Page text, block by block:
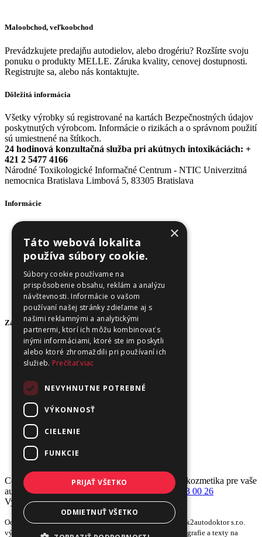
Maloobchod, veľkoobchod
Prevádzkujete predajňu autodielov, alebo drogériu? Rozšírte svoju
ponuku o produkty MELLE. Záruka kvality, cenovej dostupnosti.
Registrujte sa, alebo nás kontaktujte.
Dôležitá informácia
Všetky výrobky sú registrované na kartách Bezpečnostných údajov
poskytnutých výrobcom. Informácie o rizikách a o správnom použití
sú umiestnené na štítkoch.
24 hodinová konzultačná služba pri akútnych intoxikáciách: +
421 2 5477 4166
Národné Toxikologické Informačné Centrum - NTIC Univerzitná
nemocnica Bratislava Limbová 5, 83305 Bratislava
Informácie
Odstúpenie od zmluvy
Reklamačný poriadok
Doprava a platba
Ochrana osobných údajov - newsletter
Zásady používania cookies
O nás
Zákaznícky servis
Kontaktujte nás
Môj účet
História objednávok
Výrobcovia
Akciový tovar
Copyright ©2008 - 2026 k2autodoktor s.r.o. autokozmetika pre vaše
auto | Email:
+421 903 23 00 26
VytvorilNajReklama.sk - tvorba eshopu
Od 2023 spoločnosť Peter Zlatinský - Petuel zmenená na k2autodoktor s.r.o.
výhradný dovozca produktov K2 pre SK od výrobcu Fotografie a texty na
×
Táto webová lokalita
používa súbory cookie.
Súbory cookie používame na
prispôsobenie obsahu, reklám a analýzu
návštevnosti. Informácie o vašom
používaní našej stránky zdieľame aj s
našimi reklamnými a analytickými
partnermi, ktorí ich môžu kombinovať s
inými informáciami, ktoré ste im poskytli
alebo ktoré zhromaždili pri používaní ich
služieb. Prečítať viac
NEVYHNUTNE POTREBNÉ
VÝKONNOSŤ
CIELENIE
FUNKCIE
PRIJAŤ VŠETKO
ODMIETNUŤ VŠETKO